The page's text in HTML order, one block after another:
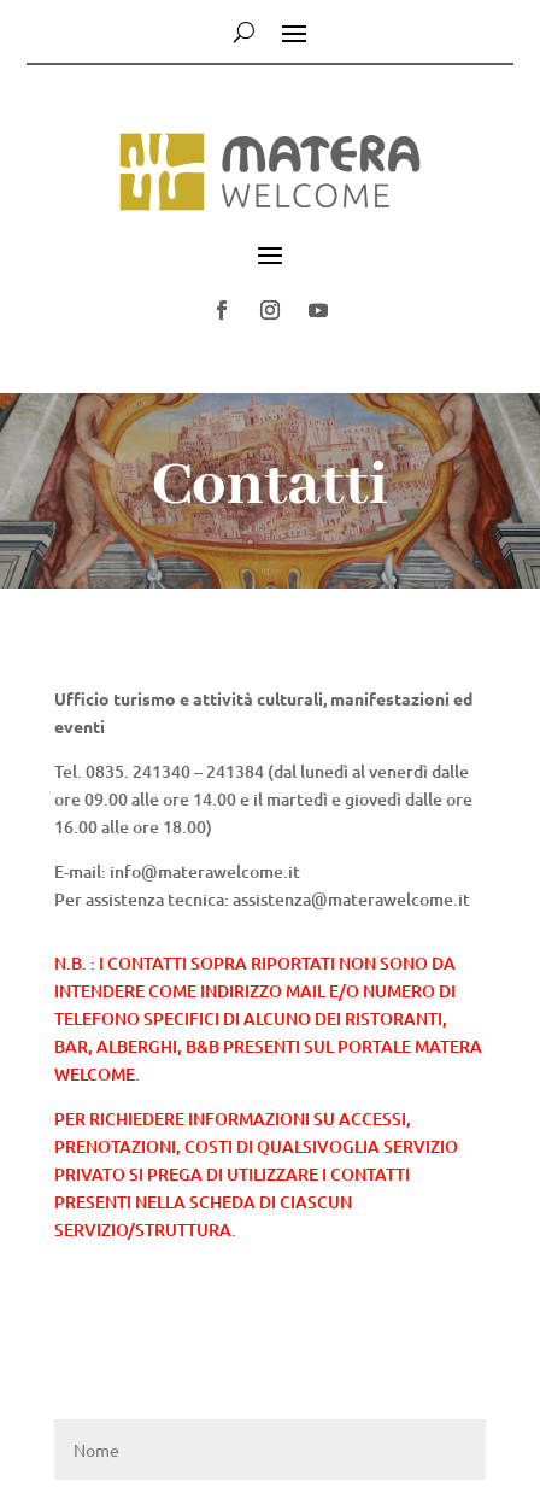
Contatti
Ufficio turismo e attività culturali, manifestazioni ed
eventi
Tel. 0835. 241340 – 241384 (dal lunedì al venerdì dalle
ore 09.00 alle ore 14.00 e il martedì e giovedì dalle ore
16.00 alle ore 18.00)
E-mail: info@materawelcome.it
Per assistenza tecnica: assistenza@materawelcome.it
N.B. : I CONTATTI SOPRA RIPORTATI NON SONO DA
INTENDERE COME INDIRIZZO MAIL E/O NUMERO DI
TELEFONO SPECIFICI DI ALCUNO DEI RISTORANTI,
BAR, ALBERGHI, B&B PRESENTI SUL PORTALE MATERA
WELCOME.
PER RICHIEDERE INFORMAZIONI SU ACCESSI,
PRENOTAZIONI, COSTI DI QUALSIVOGLIA SERVIZIO
PRIVATO SI PREGA DI UTILIZZARE I CONTATTI
PRESENTI NELLA SCHEDA DI CIASCUN
SERVIZIO/STRUTTURA.